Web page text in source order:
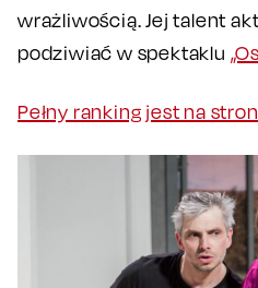
wrażliwością. Jej talent
podziwiać w spektaklu
Pełny ranking jest na